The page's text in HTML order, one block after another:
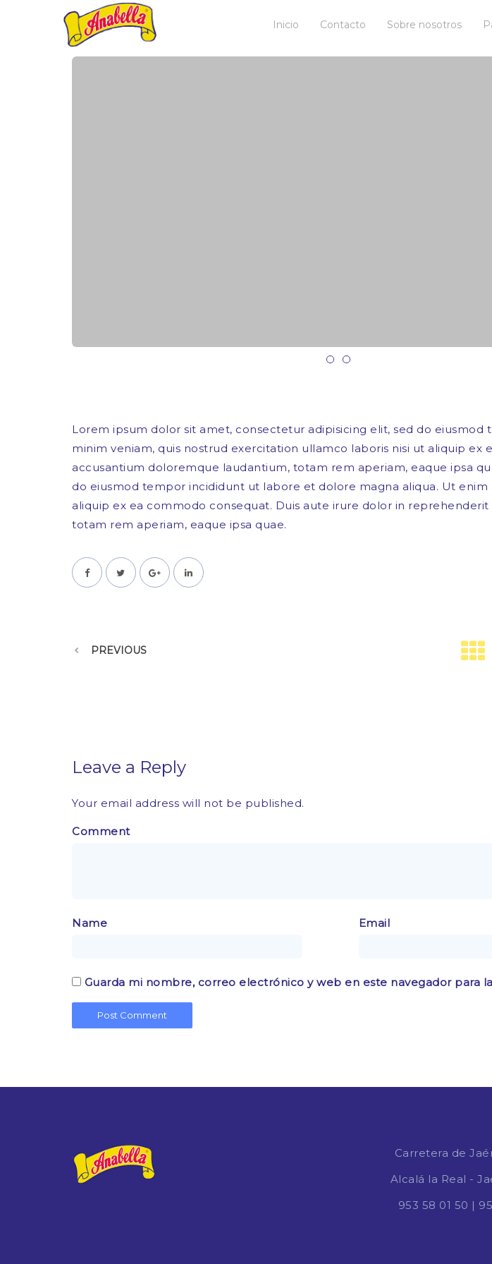
Inicio Contacto Sobre nosotros
Lorem ipsum dolor sit amet, consectetur adipisicing elit, sed do
minim veniam, quis nostrud exercitation ullamco laboris nisi ut aliquip
accusantium doloremque laudantium, totam rem aperiam, eaque ipsa
do eiusmod tempor incididunt ut labore et dolore magna aliqua. Ut
aliquip ex ea commodo consequat. Duis aute irure dolor in
totam rem aperiam, eaque ipsa quae.
PREVIOUS
Leave a Reply
Your email address will not be published.
Comment
Name Email
Guarda mi nombre, correo electrónico y web en este navegador para
Carretera de
Alcalá la Real -
953 58 01 50 |